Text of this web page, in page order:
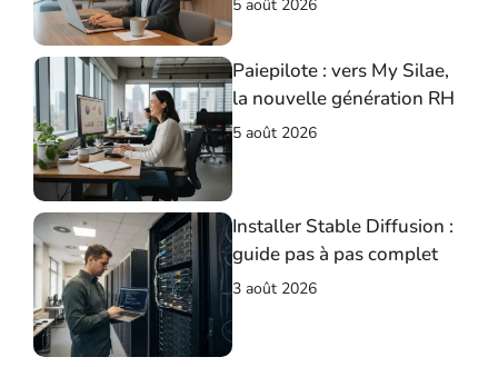
5 août 2026
Paiepilote : vers My Silae,
la nouvelle génération RH
5 août 2026
Installer Stable Diffusion :
guide pas à pas complet
3 août 2026